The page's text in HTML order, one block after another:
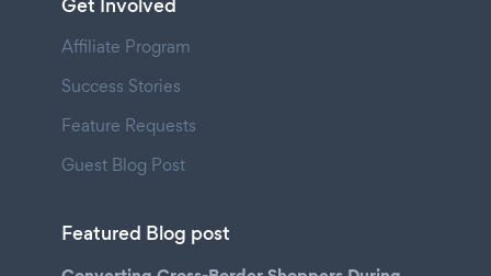
Get Involved
Affiliate Program
Success Stories
Feature Requests
Guest Blog Post
Featured Blog post